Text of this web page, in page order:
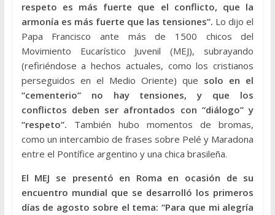
respeto es más fuerte que el conflicto, que la
armonía es más fuerte que las tensiones”. Lo dijo el
Papa Francisco ante más de 1500 chicos del
Movimiento Eucarístico Juvenil (MEJ), subrayando
(refiriéndose a hechos actuales, como los cristianos
perseguidos en el Medio Oriente) que solo en el
“cementerio” no hay tensiones, y que los
conflictos deben ser afrontados con “diálogo” y
“respeto”. También hubo momentos de bromas,
como un intercambio de frases sobre Pelé y Maradona
entre el Pontífice argentino y una chica brasileña.
El MEJ se presentó en Roma en ocasión de su
encuentro mundial que se desarrolló los primeros
días de agosto sobre el tema: “Para que mi alegría